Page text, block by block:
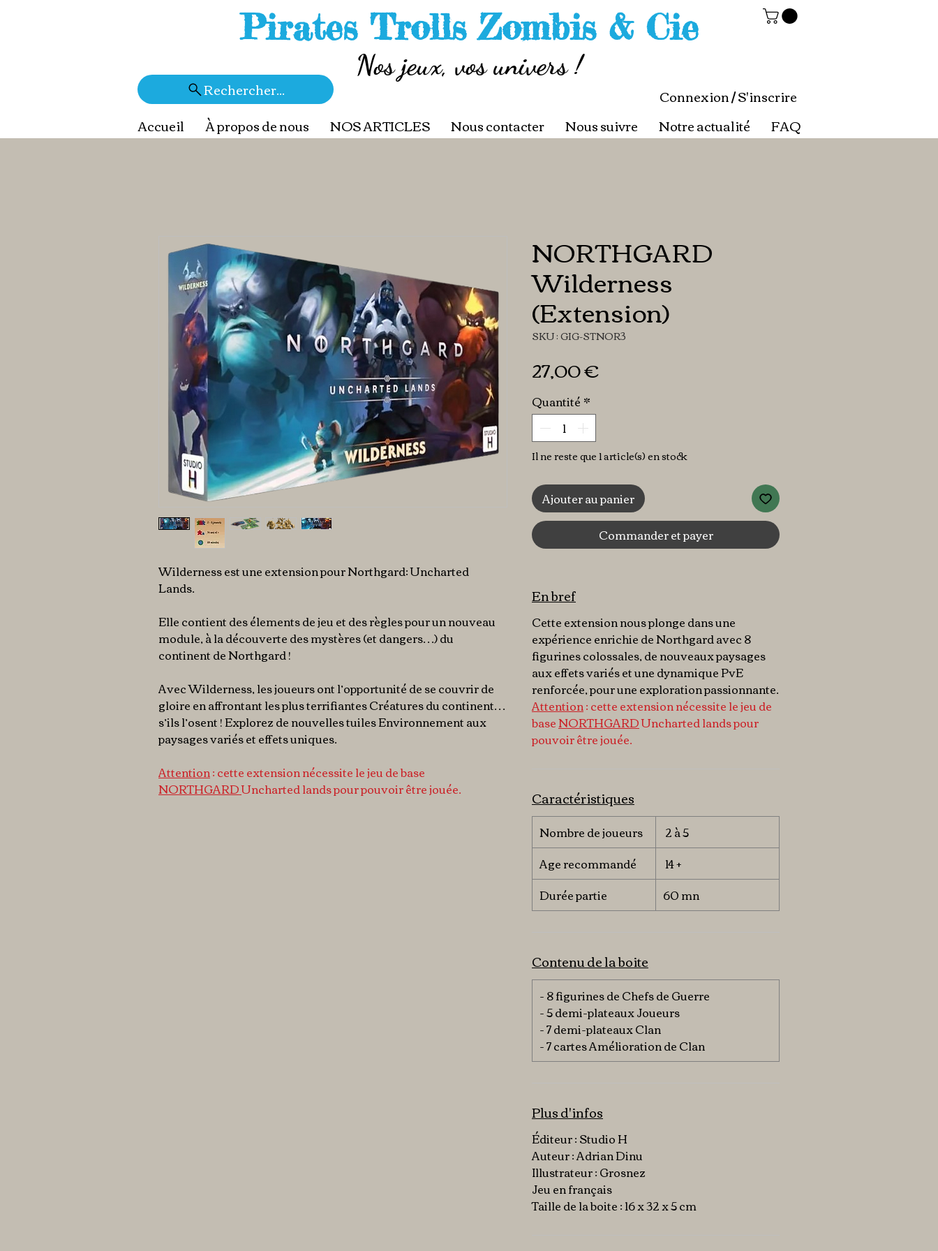
Pirates Trolls Zombis & Cie
Nos jeux, vos univers !
Connexion / S'inscrire
Rechercher...
Accueil
À propos de nous NOS ARTICLES Nous contacter Nous suivre Notre actualité FAQ
Wilderness est une extension pour Northgard: Uncharted
Lands.
Elle contient des élements de jeu et des règles pour un nouveau
module, à la découverte des mystères (et dangers…) du
continent de Northgard !
Avec Wilderness, les joueurs ont l’opportunité de se couvrir de
gloire en affrontant les plus terrifiantes Créatures du continent…
s’ils l’osent ! Explorez de nouvelles tuiles Environnement aux
paysages variés et effets uniques.
Attention: cette extension nécessite le jeu de base
NORTHGARDUncharted lands pour pouvoir être jouée.
NORTHGARD
Wilderness
(Extension)
SKU : GIG-STNOR3
27,00 €Prix
Quantité *
Il ne reste que 1 article(s) en stock
Ajouter au panier
Commander et payer
En bref
Cette extension nous plonge dans une
expérience enrichie de Northgard avec 8
figurines colossales, de nouveaux paysages
aux effets variés et une dynamique PvE
renforcée, pour une exploration passionnante.
Attention: cette extension nécessite le jeu de
baseNORTHGARDUncharted lands pour
pouvoir être jouée.
Caractéristiques
Nombre de joueurs
2 à 5
Age recommandé
14 +
Durée partie
60 mn
Contenu de la boite
- 8 figurines de Chefs de Guerre
- 5 demi-plateaux Joueurs
- 7 demi-plateaux Clan
- 7 cartes Amélioration de Clan
Plus d'infos
Éditeur : Studio H
Auteur : Adrian Dinu
Illustrateur : Grosnez
Jeu en français
Taille de la boite : 16 x 32 x 5 cm